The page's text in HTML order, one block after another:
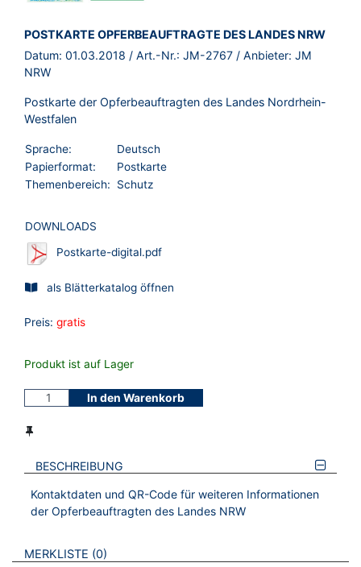
BROSCHÜRE:
POSTKARTE OPFERBEAUFTRAGTE DES LANDES NRW
Datum: 01.03.2018 / Art.-Nr.: JM-2767 / Anbieter: JM
NRW
Postkarte der Opferbeauftragten des Landes Nordrhein-
Westfalen
Sprache:
Deutsch
Papierformat:
Postkarte
Themenbereich:
Schutz
DOWNLOADS
Postkarte-digital.pdf
als Blätterkatalog öffnen
Preis: gratis
Produkt ist auf Lager
In den Warenkorb
BESCHREIBUNG
Kontaktdaten und QR-Code für weiteren Informationen
der Opferbeauftragten des Landes NRW
VERWEISE AUF VERMERKTE- ODER ZULETZT ANGESEHENE
MERKLISTE 0 BROSCHÜREN